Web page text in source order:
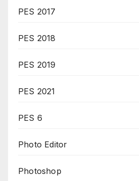
PES 2017
PES 2018
PES 2019
PES 2021
PES 6
Photo Editor
Photoshop